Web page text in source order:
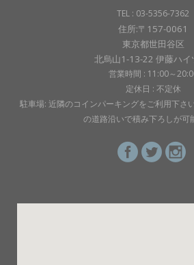
TEL : 03-5356-7362
住所:〒157-0061
東京都世田谷区
北烏山1-13-22 伊藤ハイ
営業時間 : 11:00～
定休日 : 不定休
駐車場: 近隣のコインパーキングをご利用下さ
の道路沿いで積み下ろしが可